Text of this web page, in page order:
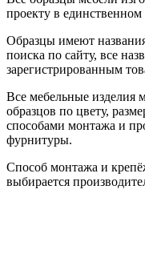
проекту в единственном
Образцы имеют
поиска по сайту, все
зарегистрированным
Все мебельные изделия
образцов по цвету,
способами монтажа и
фурнитуры.
Способ монтажа и
выбирается